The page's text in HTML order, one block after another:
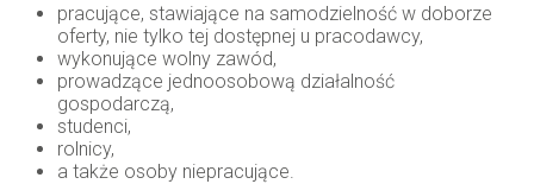
pracujące, stawiające na samodzielność w doborze
oferty, nie tylko tej dostępnej u pracodawcy,
wykonujące wolny zawód,
prowadzące jednoosobową działalność
gospodarczą,
studenci,
rolnicy,
a także osoby niepracujące.